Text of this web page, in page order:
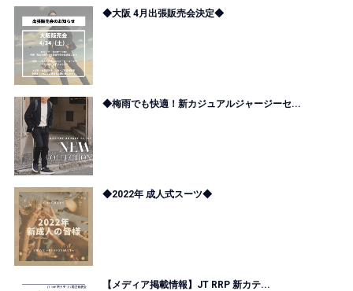
◆大阪 4月出張販売会決定◆
◆梅雨でも快適！新カジュアルジャージーセ...
◆2022年 成人式スーツ◆
【メディア掲載情報】JT RRP 新カテ...